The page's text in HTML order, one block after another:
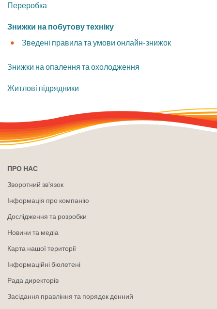
Переробка
​Знижки на побутову техніку
Зведені правила та умови онлайн-знижок
Знижки на опалення та охолодження
​Житлові підрядники
ПРО НАС
Зворотний зв'язок
Інформація про компанію
Дослідження та розробки
Новини та медіа
Карта нашої території
Інформаційні бюлетені
Рада директорів
Засідання правління та порядок денний